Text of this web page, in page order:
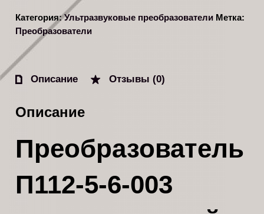
Категория:Ультразвуковые преобразователи Метка:
Преобразователи
Описание Отзывы (0)
Описание
Преобразователь
П112-5-6-003